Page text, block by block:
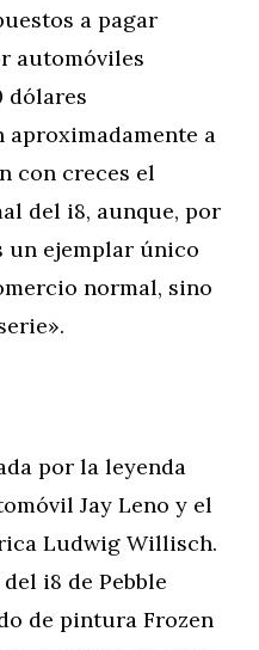
a pagar
automóviles
dólares
aproximadamente a
con creces el
del i8, aunque, por
un ejemplar único
normal, sino
por la leyenda
Jay Leno y el
Ludwig Willisch.
i8 de Pebble
de pintura Frozen